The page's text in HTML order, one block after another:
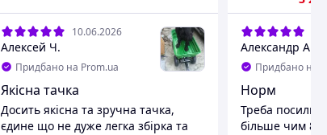
10.06.2026
Алексей Ч.
Придбано на Prom.ua
Якісна тачка
Досить якісна та зручна тачка,
єдине що не дуже легка збірка та
Александр А.
Придбано на
Норм
Треба
більше чим 80